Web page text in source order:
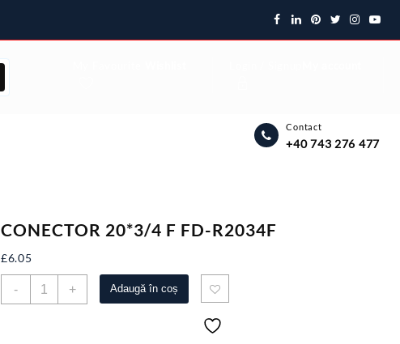
Contact
+40 743 276 477
CONECTOR 20*3/4 F FD-R2034F
£6.05
-
Cantitate+ Adaugă în coș